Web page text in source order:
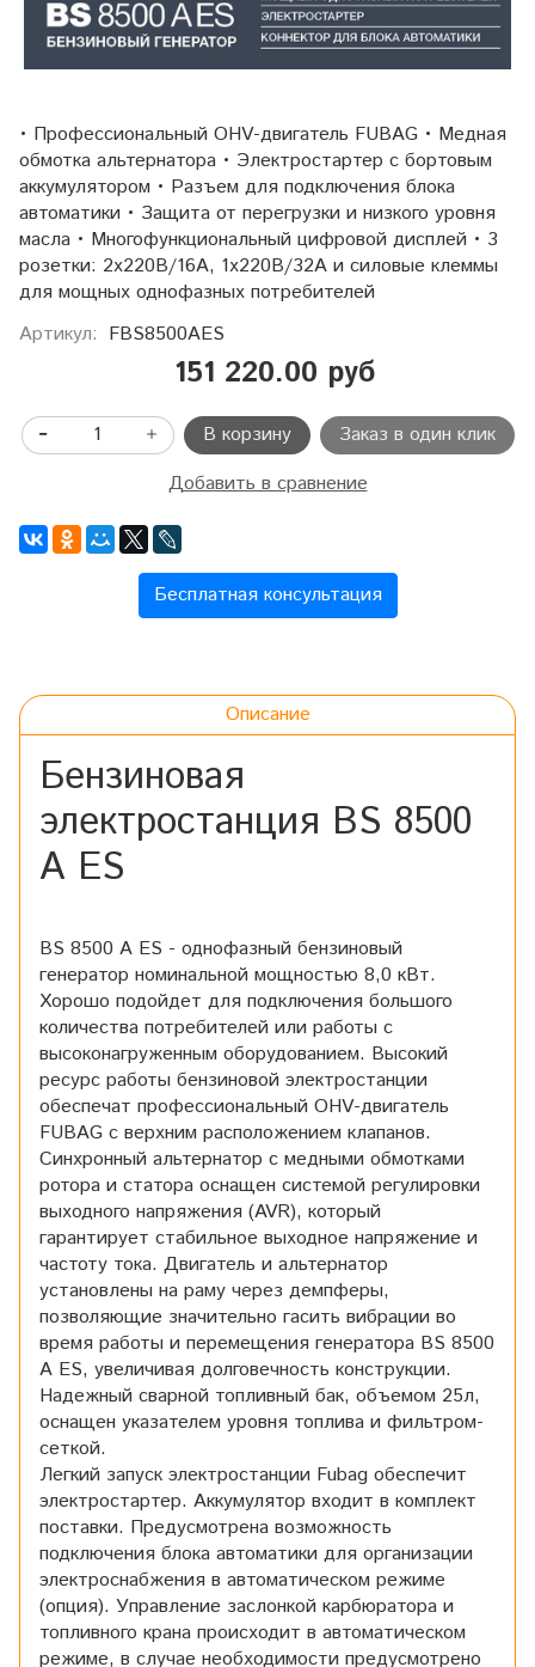
• Профессиональный OHV-двигатель FUBAG • Медная
обмотка альтернатора • Электростартер с бортовым
аккумулятором • Разъем для подключения блока
автоматики • Защита от перегрузки и низкого уровня
масла • Многофункциональный цифровой дисплей • 3
розетки: 2х220В/16А, 1х220В/32А и силовые клеммы
для мощных однофазных потребителей
Артикул: FBS8500AES
151 220.00 руб
В корзину
Заказ в один клик
Добавить в сравнение
Бесплатная консультация
Описание
Бензиновая
электростанция BS 8500
A ES
BS 8500 A ES - однофазный бензиновый
генератор номинальной мощностью 8,0 кВт.
Хорошо подойдет для подключения большого
количества потребителей или работы с
высоконагруженным оборудованием. Высокий
ресурс работы бензиновой электростанции
обеспечат профессиональный OHV-двигатель
FUBAG с верхним расположением клапанов.
Синхронный альтернатор с медными обмотками
ротора и статора оснащен системой регулировки
выходного напряжения (AVR), который
гарантирует стабильное выходное напряжение и
частоту тока. Двигатель и альтернатор
установлены на раму через демпферы,
позволяющие значительно гасить вибрации во
время работы и перемещения генератора BS 8500
A ES, увеличивая долговечность конструкции.
Надежный сварной топливный бак, объемом 25л,
оснащен указателем уровня топлива и фильтром-
сеткой.
Легкий запуск электростанции Fubag обеспечит
электростартер. Аккумулятор входит в комплект
поставки. Предусмотрена возможность
подключения блока автоматики для организации
электроснабжения в автоматическом режиме
(опция). Управление заслонкой карбюратора и
топливного крана происходит в автоматическом
режиме, в случае необходимости предусмотрено